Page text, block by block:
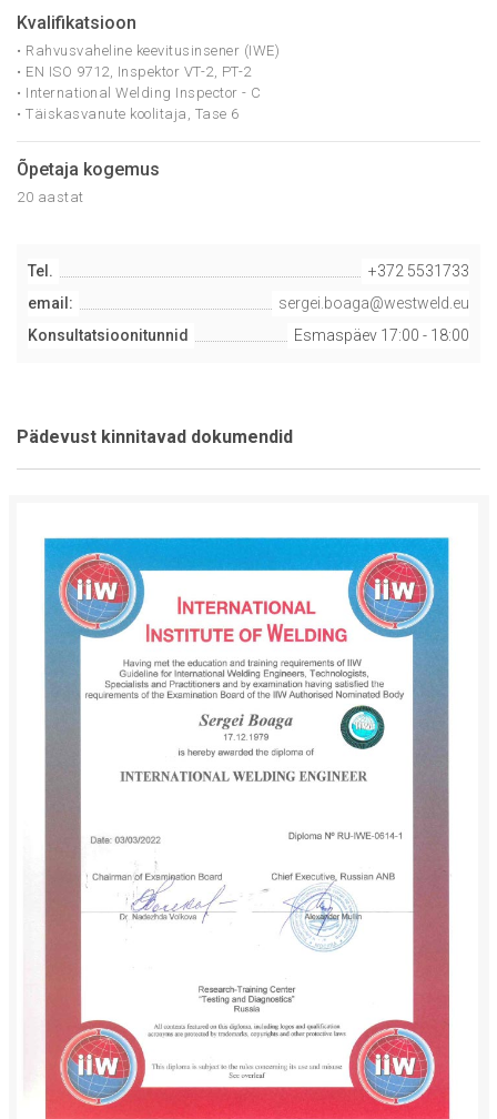
Kvalifikatsioon
• Rahvusvaheline keevitusinsener (IWE)
• EN ISO 9712, Inspektor VT-2, PT-2
• International Welding Inspector - C
• Тäiskasvanute koolitaja, Tase 6
Õpetaja kogemus
20 aastat
Tel.
+372 5531733
email:
sergei.boaga@westweld.eu
Konsultatsioonitunnid
Esmaspäev 17:00 - 18:00
Pädevust kinnitavad dokumendid